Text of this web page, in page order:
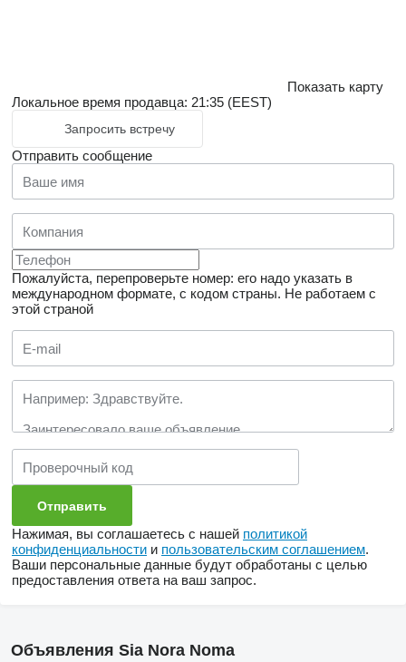
Показать карту
Локальное время продавца: 21:35 (EEST)
Запросить встречу
Отправить сообщение
Пожалуйста, перепроверьте номер: его надо указать в
международном формате, с кодом страны. Не работаем с
этой страной
Нажимая, вы соглашаетесь с нашей политикой
конфиденциальности и пользовательским соглашением.
Ваши персональные данные будут обработаны с целью
предоставления ответа на ваш запрос.
Объявления Sia Nora Noma